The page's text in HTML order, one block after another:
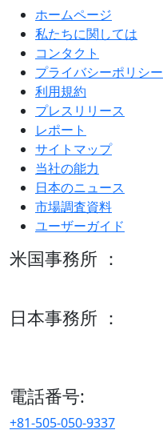
ホームページ
私たちに関しては
コンタクト
プライバシーポリシー
利用規約
プレスリリース
レポート
サイトマップ
当社の能力
日本のニュース
市場調査資料
ユーザーガイド
米国事務所 ：
日本事務所 ：
電話番号:
+81-505-050-9337